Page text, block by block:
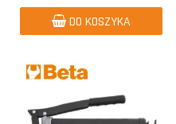
DO KOSZYKA